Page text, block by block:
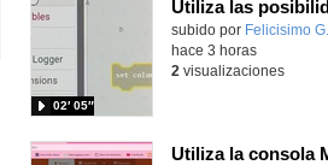
pantalla
Contenido educativo.
subido por Felicisimo G.
02′ 05″
hace 3 horas
2 visualizaciones